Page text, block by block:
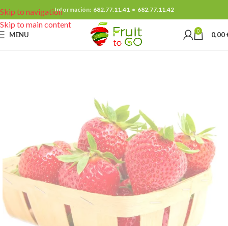
Skip to navigation
Skip to main content
Información: 682.77.11.41• 682.77.11.42
MENU 0 0,00